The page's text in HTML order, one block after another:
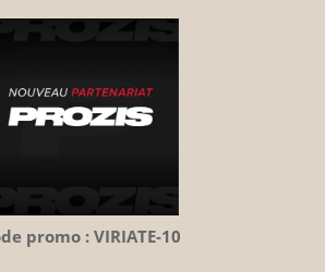
promo : VIRIATE-10